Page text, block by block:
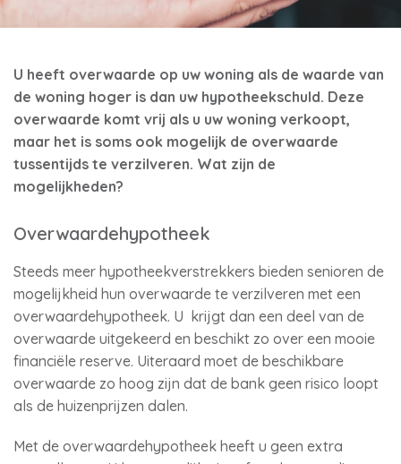
U heeft overwaarde op uw woning als de waarde van
de woning hoger is dan uw hypotheekschuld. Deze
overwaarde komt vrij als u uw woning verkoopt,
maar het is soms ook mogelijk de overwaarde
tussentijds te verzilveren. Wat zijn de
mogelijkheden?
Overwaardehypotheek
Steeds meer hypotheekverstrekkers bieden senioren de
mogelijkheid hun overwaarde te verzilveren met een
overwaardehypotheek. U krijgt dan een deel van de
overwaarde uitgekeerd en beschikt zo over een mooie
financiële reserve. Uiteraard moet de beschikbare
overwaarde zo hoog zijn dat de bank geen risico loopt
als de huizenprijzen dalen.
Met de overwaardehypotheek heeft u geen extra